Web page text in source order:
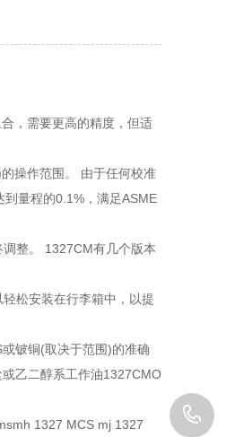
，需要更高的精度，但适
操作范围。 由于任何校准
量程的0.1%，满足ASME
整。 1327CM有几个版本
松安装在行李箱中，以提
铍铜(取决于范围)的准确
乙二醇系工作油1327CMO
1327 MCS mj 1327